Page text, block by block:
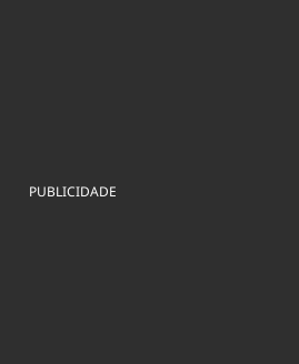
PUBLICIDADE